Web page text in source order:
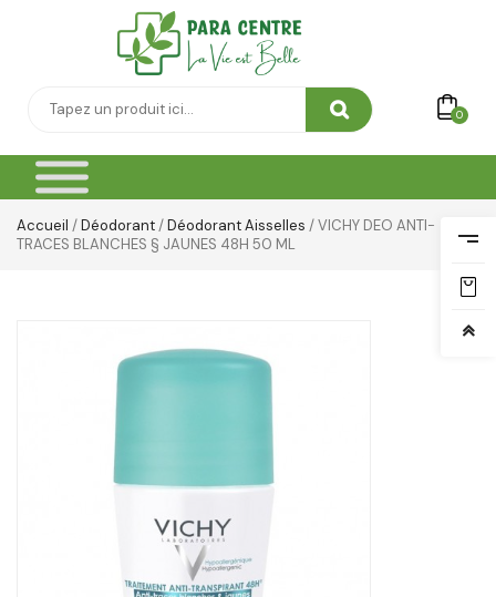
0
Accueil /Déodorant/Déodorant Aisselles / VICHY DEO ANTI-
TRACES BLANCHES § JAUNES 48H 50 ML